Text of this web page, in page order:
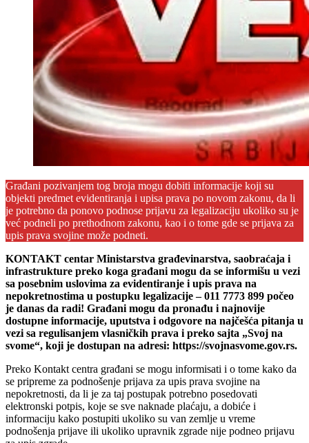
Građani pozivanjem tog broja mogu dobiti informacije koji su
objekti predmet evidentiranja i upisa prava po novom zakonu, da li
je potrebno da ponovo podnose prijavu za legalizaciju ukoliko su je
već podneli po prethodnom zakonu, kao i o tome gde se prijava za
upis prava svojine može podneti.
KONTAKT centar Ministarstva građevinarstva, saobraćaja i
infrastrukture preko koga građani mogu da se informišu u vezi
sa posebnim uslovima za evidentiranje i upis prava na
nepokretnostima u postupku legalizacije – 011 7773 899 počeo
je danas da radi! Građani mogu da pronađu i najnovije
dostupne informacije, uputstva i odgovore na najčešća pitanja u
vezi sa regulisanjem vlasničkih prava i preko sajta „Svoj na
svome“, koji je dostupan na adresi: https://svojnasvome.gov.rs.
Preko Kontakt centra građani se mogu informisati i o tome kako da
se pripreme za podnošenje prijava za upis prava svojine na
nepokretnosti, da li je za taj postupak potrebno posedovati
elektronski potpis, koje se sve naknade plaćaju, a dobiće i
informaciju kako postupiti ukoliko su van zemlje u vreme
podnošenja prijave ili ukoliko upravnik zgrade nije podneo prijavu